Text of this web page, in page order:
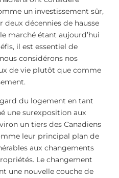
un investissement sûr,
décennies de hausse
marché étant aujourd’hui
il est essentiel de
considérons nos
de vie plutôt que comme
du logement en tant
une surexposition aux
un tiers des Canadiens
leur principal plan de
aux changements
Le changement
une nouvelle couche de